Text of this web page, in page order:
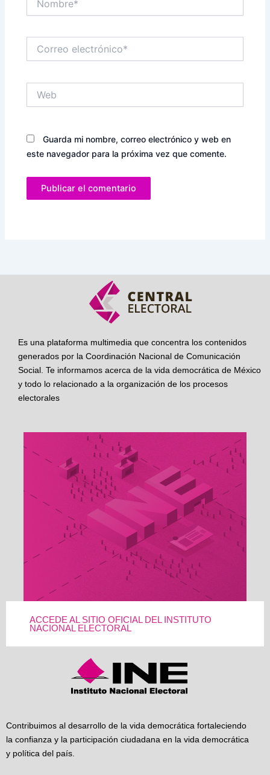
electrónico*
Guarda mi nombre, correo electrónico y web en
este navegador para la próxima vez que comente.
Es una plataforma multimedia que concentra los contenidos
generados por la Coordinación Nacional de Comunicación
Social. Te informamos acerca de la vida democrática de México
y todo lo relacionado a la organización de los procesos
electorales
ACCEDE AL SITIO OFICIAL DEL INSTITUTO
NACIONAL ELECTORAL
Contribuimos al desarrollo de la vida democrática fortaleciendo
la confianza y la participación ciudadana en la vida democrática
y política del país.